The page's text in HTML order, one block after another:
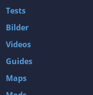
Tests
Bilder
Videos
Guides
Maps